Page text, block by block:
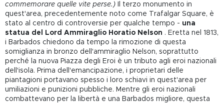
commemorare quelle vite perse.)
Il terzo monumento in
quest'area, precedentemente noto come Trafalgar Square, è
stato al centro di controversie per qualche tempo - una
statua del Lord Ammiraglio Horatio Nelson . Eretta nel 1813,
i Barbados chiedono da tempo la rimozione di questa
somiglianza in bronzo dell'ammiraglio Nelson, soprattutto
perché la nuova Piazza degli Eroi è un tributo agli eroi nazionali
dell'isola. Prima dell'emancipazione, i proprietari delle
piantagioni portavano spesso i loro schiavi in quest'area per
umiliazioni e punizioni pubbliche. Mentre gli eroi nazionali
combattevano per la libertà e una Barbados migliore, questa